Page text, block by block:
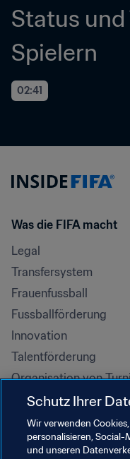
Status und
Spielern
02:41
Was die FIFA macht
Legal
Transfersystem
Frauenfussball
Fussballförderung
Innovation
Talentförderung
Organisation von
Nachhaltigkeit
Menschenrechte und
Antidiskriminierung
Schutz Ihrer
Wir verwenden
personalisieren,
und unseren